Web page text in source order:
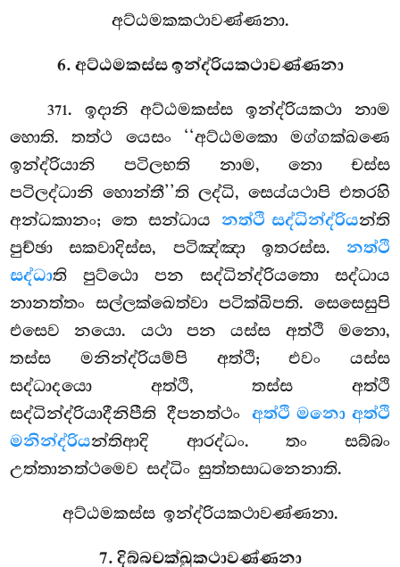
අට්ඨමකකථාවණ්ණනා.
6. අට්ඨමකස්ස ඉන්ද්රියකථාවණ්ණනා
371. ඉදානිඅට්ඨමකස්ස ඉන්ද්රියකථා නාම
හොති. තත්ථ යෙසං ‘‘අට්ඨමකො මග්ගක්ඛණෙ
ඉන්ද්රියානි පටිලභති නාම, නො චස්ස
පටිලද්ධානි හොන්තී’’ති ලද්ධි, සෙය්යථාපි එතරහි
අන්ධකානං; තෙ සන්ධාය නත්ථි සද්ධින්ද්රියන්ති
පුච්ඡා සකවාදිස්ස, පටිඤ්ඤා ඉතරස්ස. නත්ථි
සද්ධාති පුට්ඨො පන සද්ධින්ද්රියතො සද්ධාය
නානත්තං සල්ලක්ඛෙත්වා පටික්ඛිපති. සෙසෙසුපි
එසෙව නයො. යථා පන යස්ස අත්ථි මනො,
තස්ස මනින්ද්රියම්පි අත්ථි; එවං යස්ස
සද්ධාදයො අත්ථි, තස්ස අත්ථි
සද්ධින්ද්රියාදීනිපීති දීපනත්ථං අත්ථි මනො අත්ථි
මනින්ද්රියන්තිආදි ආරද්ධං. තං සබ්බං
උත්තානත්ථමෙව සද්ධිං සුත්තසාධනෙනාති.
අට්ඨමකස්ස ඉන්ද්රියකථාවණ්ණනා.
7. දිබ්බචක්ඛුකථාවණ්ණනා